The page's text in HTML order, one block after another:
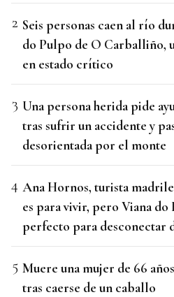
Seis personas caen al río
do Pulpo de O Carballiño,
en estado crítico
Una persona herida pide
tras sufrir un accidente y
desorientada por el monte
Ana Hornos, turista
es para vivir, pero Viana do
perfecto para desconectar
Muere una mujer de 66
tras caerse de un caballo